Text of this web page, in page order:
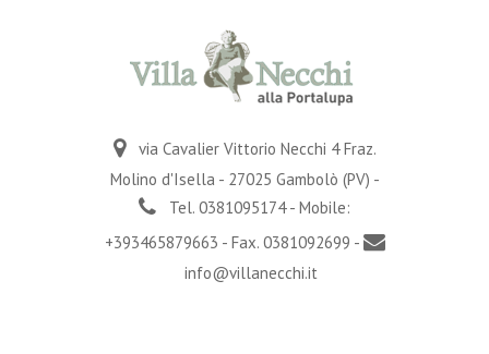
via Cavalier Vittorio Necchi 4 Fraz.
Molino d'Isella - 27025 Gambolò (PV) -
Tel. 0381095174 - Mobile:
+393465879663 - Fax. 0381092699 -
info@villanecchi.it